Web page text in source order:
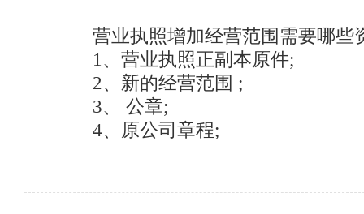
营业执照增加经营范围需要
1、营业执照正副本原件;
2、新的经营范围 ;
3、 公章;
4、原公司章程;